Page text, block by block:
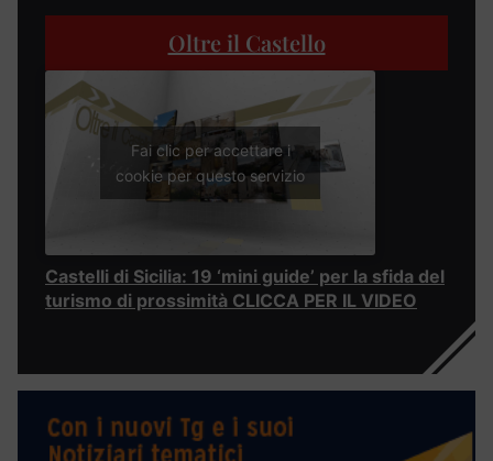
Oltre il Castello
Fai clic per accettare i
cookie per questo servizio
Castelli di Sicilia: 19 ‘mini guide’ per la sfida del
turismo di prossimità CLICCA PER IL VIDEO